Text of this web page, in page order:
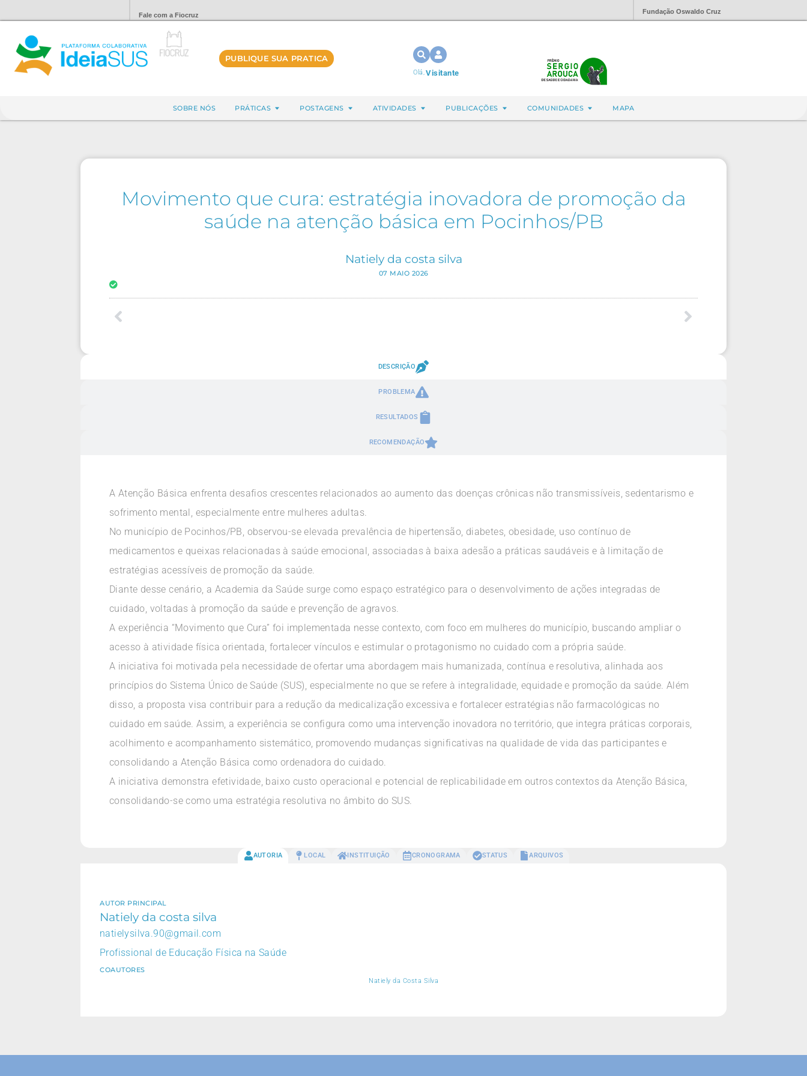
Fale com a Fiocruz Fundação Oswaldo Cruz
PUBLIQUE SUA PRATICA
Olá,Visitante
SOBRE NÓS PRÁTICAS POSTAGENS ATIVIDADES PUBLICAÇÕES COMUNIDADES MAPA
Movimento que cura: estratégia inovadora de promoção da
saúde na atenção básica em Pocinhos/PB
Natiely da costa silva
07 MAIO 2026
DESCRIÇÃO
PROBLEMA
RESULTADOS
RECOMENDAÇÃO
A Atenção Básica enfrenta desafios crescentes relacionados ao aumento das doenças crônicas não transmissíveis, sedentarismo e
sofrimento mental, especialmente entre mulheres adultas.
No município de Pocinhos/PB, observou-se elevada prevalência de hipertensão, diabetes, obesidade, uso contínuo de
medicamentos e queixas relacionadas à saúde emocional, associadas à baixa adesão a práticas saudáveis e à limitação de
estratégias acessíveis de promoção da saúde.
Diante desse cenário, a Academia da Saúde surge como espaço estratégico para o desenvolvimento de ações integradas de
cuidado, voltadas à promoção da saúde e prevenção de agravos.
A experiência “Movimento que Cura” foi implementada nesse contexto, com foco em mulheres do município, buscando ampliar o
acesso à atividade física orientada, fortalecer vínculos e estimular o protagonismo no cuidado com a própria saúde.
A iniciativa foi motivada pela necessidade de ofertar uma abordagem mais humanizada, contínua e resolutiva, alinhada aos
princípios do Sistema Único de Saúde (SUS), especialmente no que se refere à integralidade, equidade e promoção da saúde. Além
disso, a proposta visa contribuir para a redução da medicalização excessiva e fortalecer estratégias não farmacológicas no
cuidado em saúde. Assim, a experiência se configura como uma intervenção inovadora no território, que integra práticas corporais,
acolhimento e acompanhamento sistemático, promovendo mudanças significativas na qualidade de vida das participantes e
consolidando a Atenção Básica como ordenadora do cuidado.
A iniciativa demonstra efetividade, baixo custo operacional e potencial de replicabilidade em outros contextos da Atenção Básica,
consolidando-se como uma estratégia resolutiva no âmbito do SUS.
AUTORIA LOCAL INSTITUIÇÃO CRONOGRAMA STATUS ARQUIVOS
AUTOR PRINCIPAL
Natiely da costa silva
natielysilva.90@gmail.com
Profissional de Educação Física na Saúde
COAUTORES
Natiely da Costa Silva